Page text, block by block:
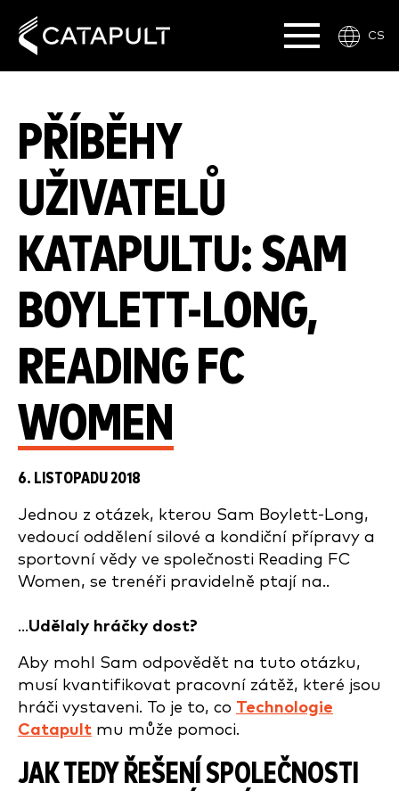
CS
PŘÍBĚHY
UŽIVATELŮ
KATAPULTU: SAM
BOYLETT-LONG,
READING FC
WOMEN
6. LISTOPADU 2018
Jednou z otázek, kterou Sam Boylett-Long,
vedoucí oddělení silové a kondiční přípravy a
sportovní vědy ve společnosti Reading FC
Women, se trenéři pravidelně ptají na..
...Udělaly hráčky dost?
Aby mohl Sam odpovědět na tuto otázku,
musí kvantifikovat pracovní zátěž, které jsou
hráči vystaveni. To je to, co Technologie
Catapult mu může pomoci.
JAK TEDY ŘEŠENÍ SPOLEČNOSTI